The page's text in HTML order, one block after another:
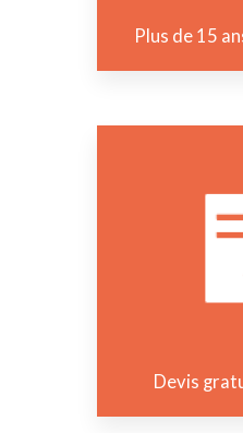
Plus de 15
Devis